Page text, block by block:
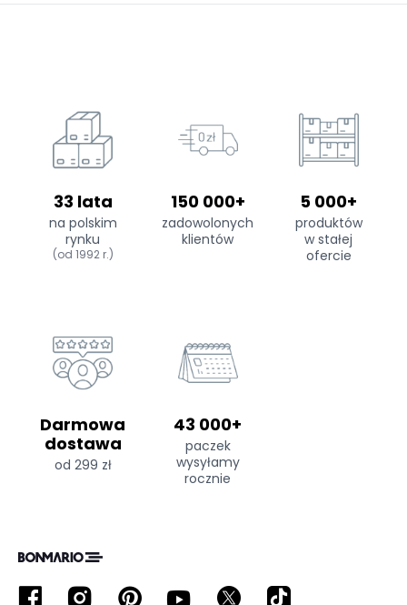
33 lata
na polskim
rynku
(od 1992 r.)
150 000+
zadowolonych
klientów
5 000+
produktów
w stałej
ofercie
Darmowa
dostawa
od 299 zł
43 000+
paczek
wysyłamy
rocznie